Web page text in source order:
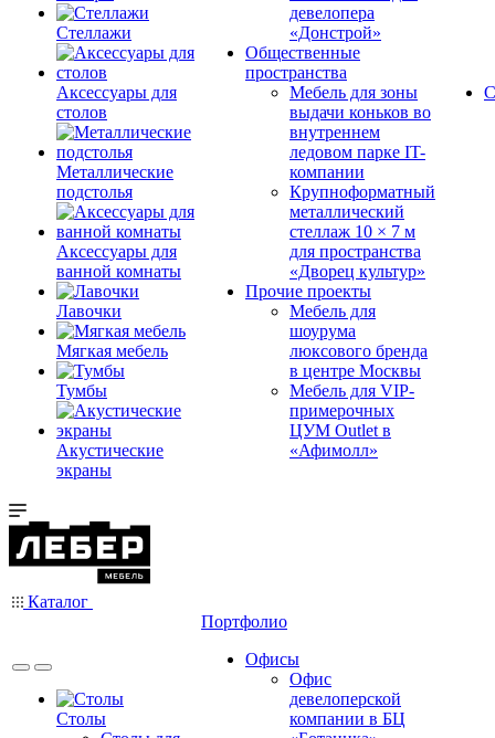
Стеллажи
Аксессуары для
столов
Металлические
подстолья
Аксессуары для
ванной комнаты
Лавочки
Мягкая мебель
Тумбы
Акустические
экраны
девелопера
«Донстрой»
Общественные
пространства
Мебель для зоны
выдачи коньков во
внутреннем
ледовом парке IT-
компании
Крупноформатный
металлический
стеллаж 10 × 7 м
для пространства
«Дворец культур»
Прочие проекты
Мебель для
шоурума
люксового бренда
в центре Москвы
Мебель для VIP-
примерочных
ЦУМ Outlet в
«Афимолл»
Каталог
Столы
Портфолио
Офисы
Офис
девелоперской
компании в БЦ